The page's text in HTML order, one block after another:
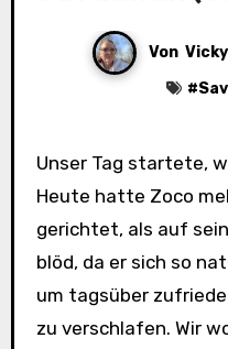
Von
#
Unser Tag startete, wie immer, im Dog Park.
Heute hatte Zoco
gerichtet, als auf
blöd, da er sich so
um tagsüber
zu verschlafen. Wir